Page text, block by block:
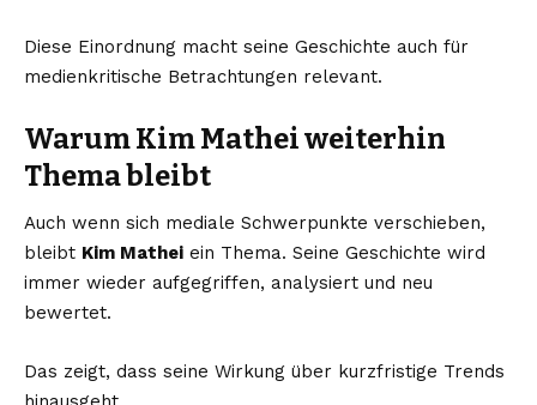
Diese Einordnung macht seine Geschichte auch für
medienkritische Betrachtungen relevant.
Warum Kim Mathei weiterhin
Thema bleibt
Auch wenn sich mediale Schwerpunkte verschieben,
bleibt Kim Mathei ein Thema. Seine Geschichte wird
immer wieder aufgegriffen, analysiert und neu
bewertet.
Das zeigt, dass seine Wirkung über kurzfristige Trends